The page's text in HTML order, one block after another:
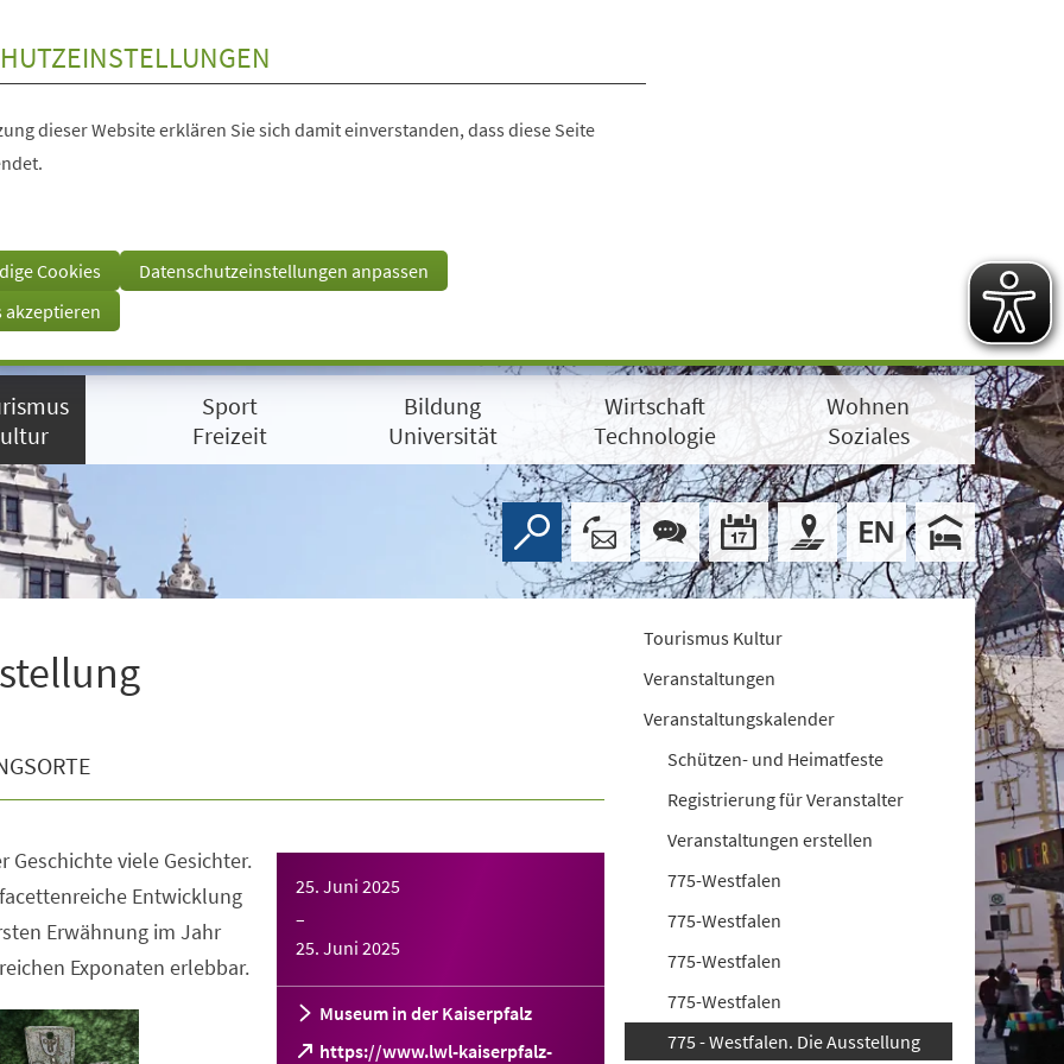
dieser Website erklären Sie sich damit einverstanden, dass diese Seite
Cookies
Datenschutzeinstellungen anpassen
akzeptieren
Sport
Freizeit
Bildung
Universität
Wirtschaft
Technologie
Wohnen
Soziales
25. Juni 2025
–
25. Juni 2025
Museum in der Kaiserpfalz
https://www.lwl-kaiserpfalz-
Geschichte viele Gesichter.
Entwicklung
Erwähnung im Jahr
Exponaten erlebbar.
Tourismus Kultur
Veranstaltungen
Veranstaltungskalender
Schützen- und Heimatfeste
Registrierung für Veranstalter
Veranstaltungen erstellen
775-Westfalen
775-Westfalen
775-Westfalen
775-Westfalen
775 - Westfalen. Die Ausstellung